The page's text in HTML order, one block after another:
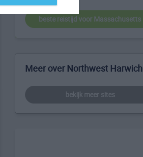
beste reistijd voor Massachusetts
Meer over Northwest Harwich
bekijk meer sites